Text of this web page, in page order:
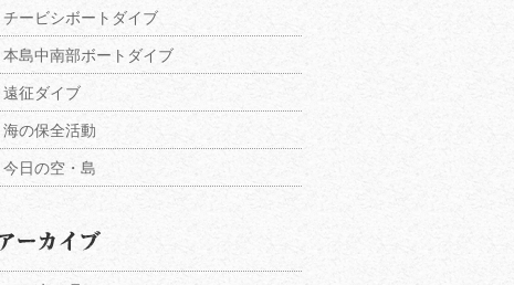
チービシボートダイブ
本島中南部ボートダイブ
遠征ダイブ
海の保全活動
今日の空・島